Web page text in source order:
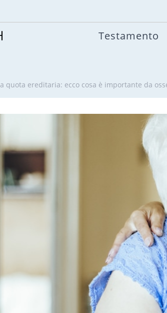
Testamento
quota ereditaria: ecco cosa è importante da